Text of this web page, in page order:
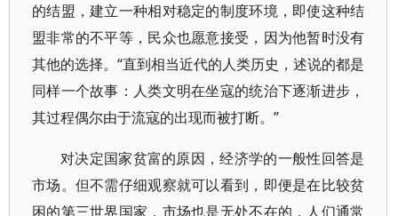
的结盟，建立一种相对稳定的制度环境，即使这种结
盟非常的不平等，民众也愿意接受，因为他暂时没有
其他的选择。“直到相当近代的人类历史，述说的都是
同样一个故事：人类文明在坐寇的统治下逐渐进步，
其过程偶尔由于流寇的出现而被打断。”
对决定国家贫富的原因，经济学的一般性回答是
市场。但不需仔细观察就可以看到，即便是在比较贫
困的第三世界国家，市场也是无处不在的，人们通常